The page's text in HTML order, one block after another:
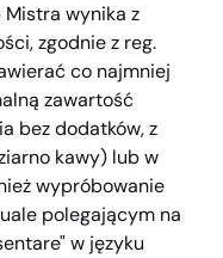
wynika z
zgodnie z reg.
co najmniej
zawartość
bez dodatków, z
kawy) lub w
wypróbowanie
polegającym na
w języku